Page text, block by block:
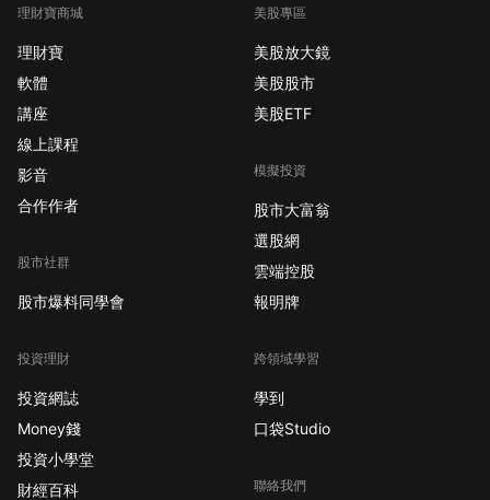
理財寶商城
理財寶
軟體
講座
線上課程
影音
合作作者
股市社群
股市爆料同學會
投資理財
投資網誌
Money錢
投資小學堂
財經百科
美股專區
美股放大鏡
美股股市
美股ETF
模擬投資
股市大富翁
選股網
雲端控股
報明牌
跨領域學習
學到
口袋Studio
聯絡我們